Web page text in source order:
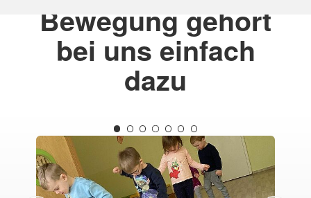
Bewegung gehört
bei uns einfach
dazu